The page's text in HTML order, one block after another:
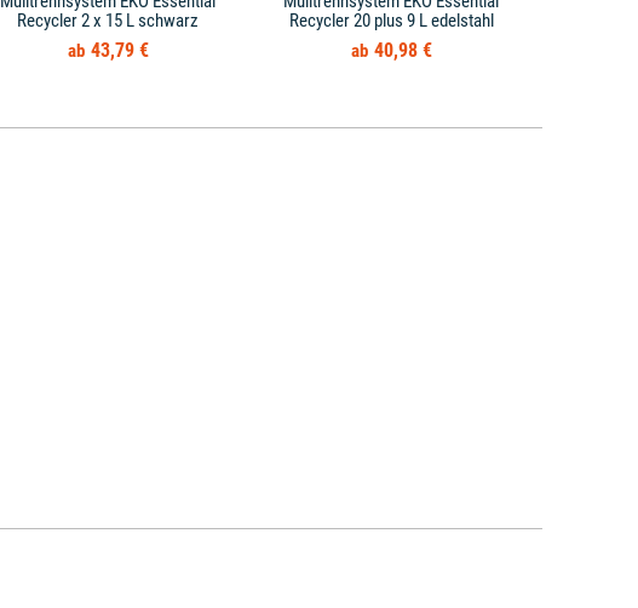
Recycler 2 x 15 L schwarz
43,79 €
Recycler 20 plus 9 L edelstahl
40,98 €